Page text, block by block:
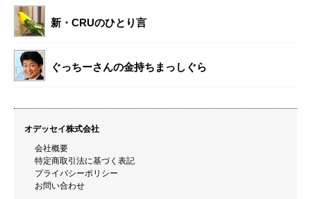
新・CRUのひとり言
ぐっちーさんの金持ちまっしぐら
オデッセイ株式会社
会社概要
特定商取引法に基づく表記
プライバシーポリシー
お問い合わせ